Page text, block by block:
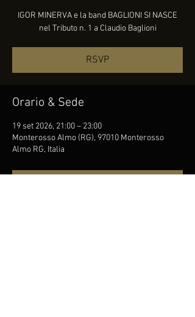
IGOR MINERVA e la band BAGLIONI SI NASCE
nel Tributo n. 1 a Claudio Baglioni
RSVP
Orario & Sede
19 set 2026, 21:00 – 23:00
Monterosso Almo (RG), 97010 Monterosso
Almo RG, Italia